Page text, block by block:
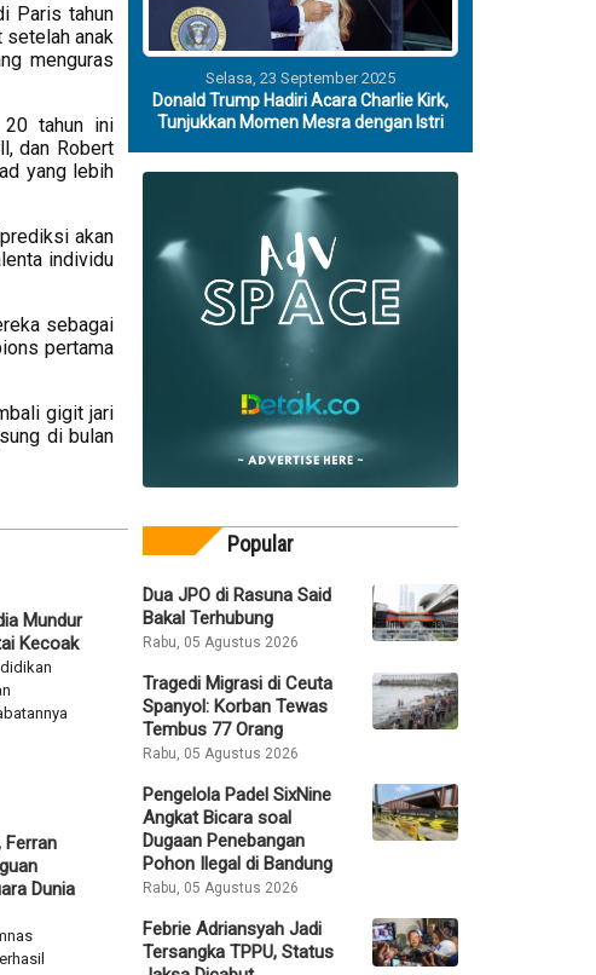
Paris tahun
anak
menguras
20 tahun ini
dan Robert
yang lebih
akan
individu
sebagai
pertama
gigit jari
di bulan
Mundur
Kecoak
Ferran
Dunia
Selasa, 23 September 2025
Donald Trump Hadiri Acara Charlie Kirk,
Tunjukkan Momen Mesra dengan Istri
Popular
Dua JPO di Rasuna Said
Bakal Terhubung
Rabu, 05 Agustus 2026
Tragedi Migrasi di Ceuta
Spanyol: Korban Tewas
Tembus 77 Orang
Rabu, 05 Agustus 2026
Pengelola Padel SixNine
Angkat Bicara soal
Dugaan Penebangan
Pohon Ilegal di Bandung
Rabu, 05 Agustus 2026
Febrie Adriansyah Jadi
Tersangka TPPU, Status